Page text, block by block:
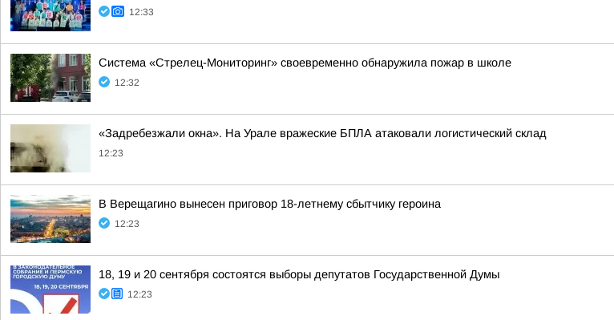
12:33
Система «Стрелец-Мониторинг» своевременно обнаружила пожар в школе
12:32
«Задребезжали окна». На Урале вражеские БПЛА атаковали логистический склад
12:23
В Верещагино вынесен приговор 18-летнему сбытчику героина
12:23
18, 19 и 20 сентября состоятся выборы депутатов Государственной Думы
12:23